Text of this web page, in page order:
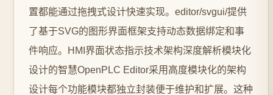
置都能通过拖拽式设计快速实现。editor/svgui/提供
了基于SVG的图形界面框架支持动态数据绑定和事
件响应。HMI界面状态指示技术架构深度解析模块化
设计的智慧OpenPLC Editor采用高度模块化的架构
设计每个功能模块都独立封装便于维护和扩展。这种